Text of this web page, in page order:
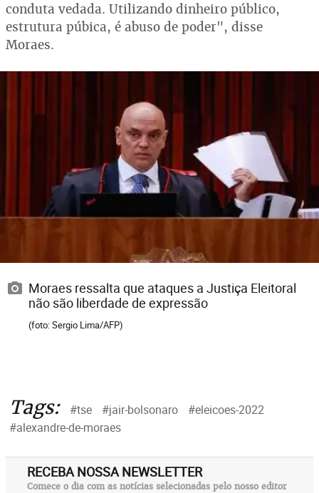
conduta vedada. Utilizando dinheiro público,
estrutura púbica, é abuso de poder", disse
Moraes.
Moraes ressalta que ataques a Justiça Eleitoral
não são liberdade de expressão
(foto: Sergio Lima/AFP)
Tags: #tse #jair-bolsonaro
#eleicoes-2022
#alexandre-de-moraes
RECEBA NOSSA NEWSLETTER
Comece o dia com as notícias selecionadas pelo nosso editor